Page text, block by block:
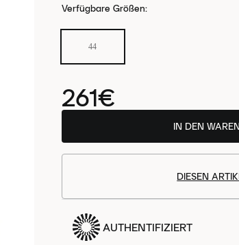
Verfügbare Größen:
44
261€
IN DEN
DIESEN
AUTHENTIFIZIERT